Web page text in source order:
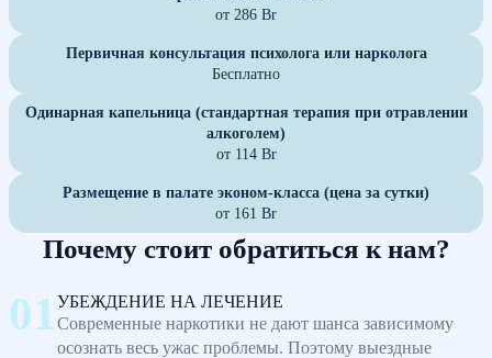
от 286 Br
Первичная консультация психолога или нарколога
Бесплатно
Одинарная капельница (стандартная терапия при отравлении
алкоголем)
от 114 Br
Размещение в палате эконом-класса (цена за сутки)
от 161 Br
Почему стоит обратиться к нам?
УБЕЖДЕНИЕ НА ЛЕЧЕНИЕ
Современные наркотики не дают шанса зависимому
осознать весь ужас проблемы. Поэтому выездные